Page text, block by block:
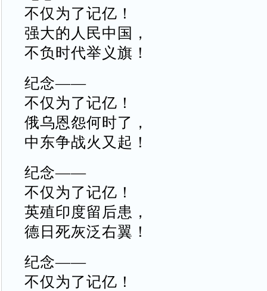
不仅为了记亿！
强大的人民中国，
不负时代举义旗！
纪念——
不仅为了记亿！
俄乌恩怨何时了，
中东争战火又起！
纪念——
不仅为了记亿！
英殖印度留后患，
德日死灰泛右翼！
纪念——
不仅为了记亿！